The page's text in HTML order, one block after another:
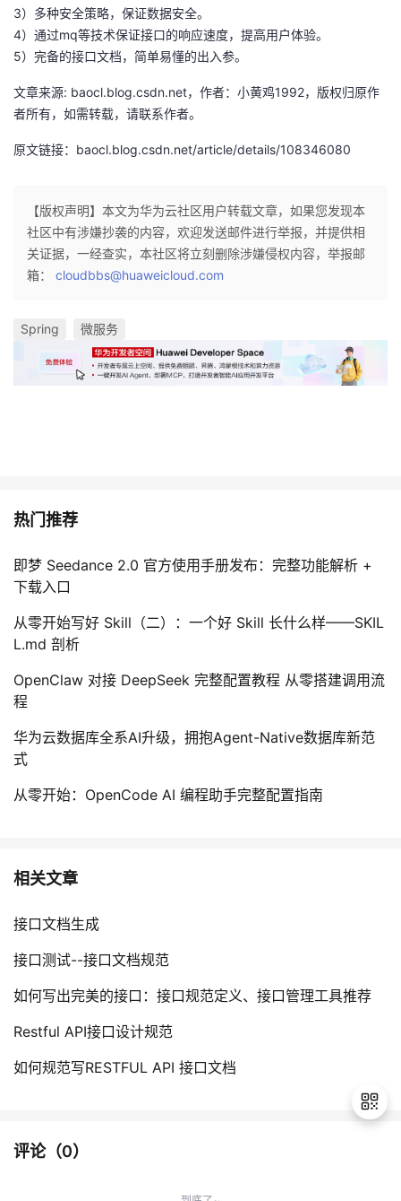
3）多种安全策略，保证数据安全。
4）通过mq等技术保证接口的响应速度，提高用户体验。
5）完备的接口文档，简单易懂的出入参。
文章来源: baocl.blog.csdn.net，作者：小黄鸡1992，版权归原作
者所有，如需转载，请联系作者。
原文链接：baocl.blog.csdn.net/article/details/108346080
【版权声明】本文为华为云社区用户转载文章，如果您发现本
社区中有涉嫌抄袭的内容，欢迎发送邮件进行举报，并提供相
关证据，一经查实，本社区将立刻删除涉嫌侵权内容，举报邮
箱： cloudbbs@huaweicloud.com
Spring 微服务
热门推荐
即梦 Seedance 2.0 官方使用手册发布：完整功能解析 +
下载入口
从零开始写好 Skill（二）：一个好 Skill 长什么样——SKIL
L.md 剖析
OpenClaw 对接 DeepSeek 完整配置教程 从零搭建调用流
程
华为云数据库全系AI升级，拥抱Agent-Native数据库新范
式
从零开始：OpenCode AI 编程助手完整配置指南
相关文章
接口文档生成
接口测试--接口文档规范
如何写出完美的接口：接口规范定义、接口管理工具推荐
Restful API接口设计规范
如何规范写RESTFUL API 接口文档
评论（0）